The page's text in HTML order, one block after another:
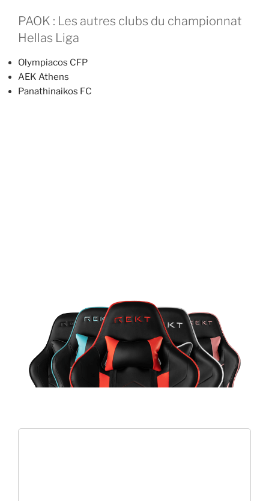
PAOK : Les autres clubs du championnat
Hellas Liga
Olympiacos CFP
AEK Athens
Panathinaikos FC